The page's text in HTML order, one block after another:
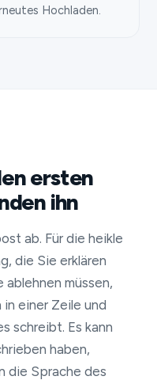
Hochladen.
ersten
ihn
ab. Für die heikle
die Sie erklären
müssen,
einer Zeile und
schreibt. Es kann
haben,
die Sprache des